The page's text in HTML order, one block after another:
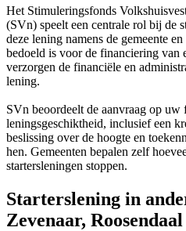
Het Stimuleringsfonds
(SVn) speelt een centrale rol bij de
deze lening namens de gemeente
bedoeld is voor de financiering van
verzorgen de financiële en
lening.
SVn beoordeelt de aanvraag op uw
leningsgeschiktheid, inclusief een
beslissing over de hoogte en
hen. Gemeenten bepalen zelf
startersleningen stoppen.
Starterslening in
Zevenaar,